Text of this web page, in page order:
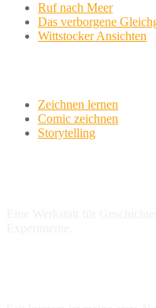
Ruf nach Meer
Das verborgene
Wittstocker Ansichten
Zeichnen lernen
Comic zeichnen
Storytelling